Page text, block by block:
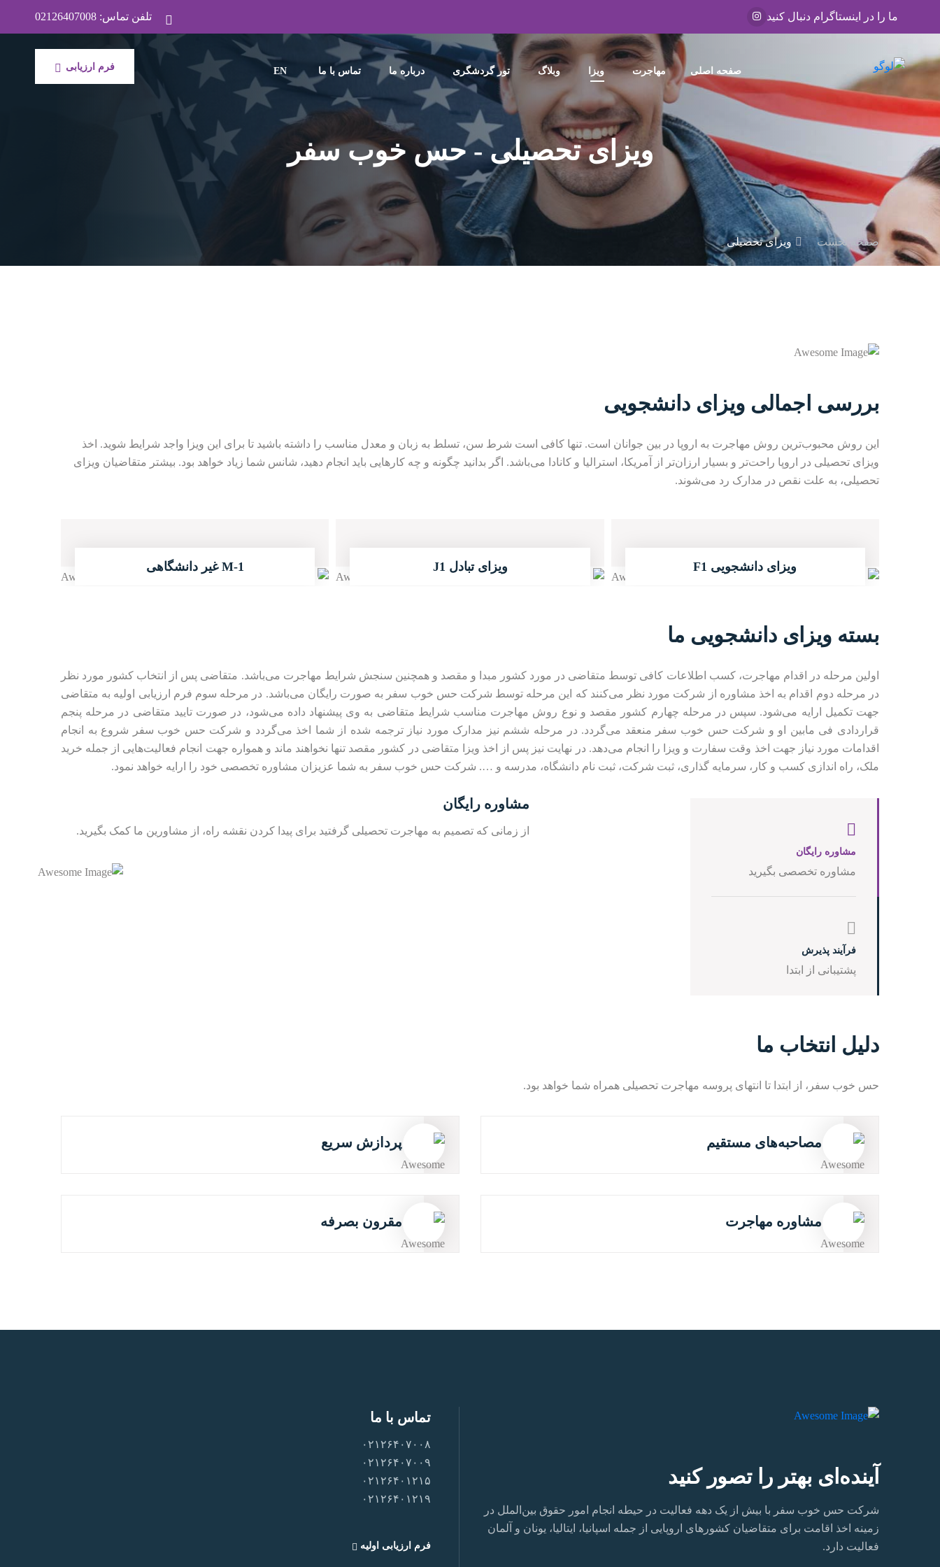
ما را در اینستاگرام دنبال کنید تلفن تماس: 02126407008
صفحه اصلی مهاجرت ویزا وبلاگ تور گردشگری درباره ما تماس با ما EN فرم ارزیابی
ویزای تحصیلی - حس خوب سفر
صفحه نخست ویزای تحصیلی
بررسی اجمالی ویزای دانشجویی
این روش محبوب‌ترین روش مهاجرت به اروپا در بین جوانان است. تنها کافی است شرط سن، تسلط به زبان و معدل مناسب را داشته باشید تا برای این ویزا واجد شرایط شوید. اخذ
ویزای تحصیلی در اروپا راحت‌تر و بسیار ارزان‌تر از آمریکا، استرالیا و کانادا می‌باشد. اگر بدانید چگونه و چه کارهایی باید انجام دهید، شانس شما زیاد خواهد بود. بیشتر متقاضیان ویزای
تحصیلی، به علت نقص در مدارک رد می‌شوند.
ویزای دانشجویی F1 01 ادامه مطلب ویزای تبادل J1 02 ادامه مطلب M-1 غیر دانشگاهی 03 ادامه مطلب
بسته ویزای دانشجویی ما
اولین مرحله در اقدام مهاجرت، کسب اطلاعات کافی توسط متقاضی در مورد کشور مبدا و مقصد و همچنین سنجش شرایط مهاجرت می‌باشد. متقاضی پس از انتخاب کشور مورد نظر
در مرحله دوم اقدام به اخذ مشاوره از شرکت مورد نظر می‌کنند که این مرحله توسط شرکت حس خوب سفر به صورت رایگان می‌باشد. در مرحله سوم فرم ارزیابی اولیه به متقاضی
جهت تکمیل ارایه می‌شود. سپس در مرحله چهارم کشور مقصد و نوع روش مهاجرت مناسب شرایط متقاضی به وی پیشنهاد داده می‌شود، در صورت تایید متقاضی در مرحله پنجم
قراردادی فی مابین او و شرکت حس خوب سفر منعقد می‌گردد. در مرحله ششم نیز مدارک مورد نیاز ترجمه شده از شما اخذ می‌گردد و شرکت حس خوب سفر شروع به انجام
اقدامات مورد نیاز جهت اخذ وقت سفارت و ویزا را انجام می‌دهد. در نهایت نیز پس از اخذ ویزا متقاضی در کشور مقصد تنها نخواهند ماند و همواره جهت انجام فعالیت‌هایی از جمله خرید
ملک، راه اندازی کسب و کار، سرمایه گذاری، ثبت شرکت، ثبت نام دانشگاه، مدرسه و …. شرکت حس خوب سفر به شما عزیزان مشاوره تخصصی خود را ارایه خواهد نمود.
مشاوره رایگان
مشاوره تخصصی بگیرید
فرآیند پذیرش
پشتیبانی از ابتدا
مشاوره رایگان
از زمانی که تصمیم به مهاجرت تحصیلی گرفتید برای پیدا کردن نقشه راه، از مشاورین ما کمک بگیرید.
دلیل انتخاب ما
حس خوب سفر، از ابتدا تا انتهای پروسه مهاجرت تحصیلی همراه شما خواهد بود.
مصاحبه‌های مستقیم پردازش سریع
مشاوره مهاجرت مقرون بصرفه
آینده‌ای بهتر را تصور کنید
شرکت حس خوب سفر با بیش از یک دهه فعالیت در حیطه انجام امور حقوق بین‌الملل در
زمینه اخذ اقامت برای متقاضیان کشورهای اروپایی از جمله اسپانیا، ایتالیا، یونان و آلمان
فعالیت دارد.‏
تماس با ما
۰۲۱۲۶۴۰۷۰۰۸
۰۲۱۲۶۴۰۷۰۰۹
۰۲۱۲۶۴۰۱۲۱۵
۰۲۱۲۶۴۰۱۲۱۹
فرم ارزیابی اولیه